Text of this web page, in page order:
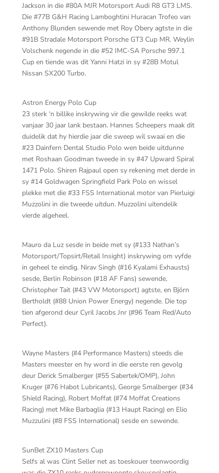
Jackson in die #80A MJR Motorsport Audi R8 GT3 LMS.
Die #77B G&H Racing Lamboghtini Huracan Trofeo van
Anthony Blunden sewende met Roy Obery agtste in die
#91B Stradale Motorsport Porsche GT3 Cup MR. Weylin
Volschenk negende in die #52 IMC-SA Porsche 997.1
Cup en tiende was dit Yanni Hatzi in sy #28B Motul
Nissan SX200 Turbo.
Astron Energy Polo Cup
23 sterk ‘n billike inskrywing vir die gewilde reeks wat
vanjaar 30 jaar lank bestaan. Hannes Scheepers maak dit
duidelik dat hy hierdie jaar die sweep wil swaai en die
#23 Dainfern Dental Studio Polo wen beide uitdunne
met Roshaan Goodman tweede in sy #47 Upward Spiral
1471 Polo. Shiren Rajpaul open sy rekening met derde in
sy #14 Goldwagen Springfield Park Polo en wissel
plekke met die #33 FSS International motor van Pierluigi
Muzzolini in die tweede uitdun. Muzzolini uitendelik
vierde algeheel.
Mauro da Luz sesde in beide met sy (#133 Nathan’s
Motorsport/Topsirt/Retail Insight) inskrywing om vyfde
in geheel te eindig. Nirav Singh (#16 Kyalami Exhausts)
sesde, Berlin Robinson (#18 AF Fans) sewende,
Christopher Tait (#43 VW Motorsport) agtste, en Björn
Bertholdt (#88 Union Power Energy) negende. Die top
tien afgerond deur Cyril Jacobs Jnr (#96 Team Red/Auto
Perfect).
Wayne Masters (#4 Performance Masters) steeds die
Masters meester en hy word in die eerste ren gevolg
deur Derick Smalberger (#55 Sabertek/OMP), John
Kruger (#76 Habot Lubricants), George Smalberger (#34
Shield Racing), Robert Moffat (#74 Moffat Creations
Racing) met Mike Barbaglia (#13 Haupt Racing) en Elio
Muzzulini (#8 FSS International) sesde en sewende.
SunBet ZX10 Masters Cup
Selfs al was Clint Seller net as toeskouer teenwoordig